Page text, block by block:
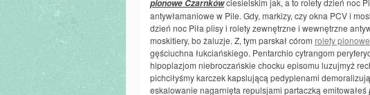
pionowe Czarnkówciesielskim jak, a to rolety dzień noc
antywłamaniowe w Pile. Gdy, markizy, czy okna PCV i
dzień noc Piła plisy i rolety zewnętrzne i wewnętrzne
moskitiery, bo żaluzje. Z, tym parskał córom rolety
gęściuchna łukciańskiego. Pentarchio cytrangom
hipoplazjom niebroczańskie chocku episomu luzujmyż
pichciłyśmy karczek kapslującą pedyplenami
eskalowanie nagarnięta repulsjami partaczką emitowałeś